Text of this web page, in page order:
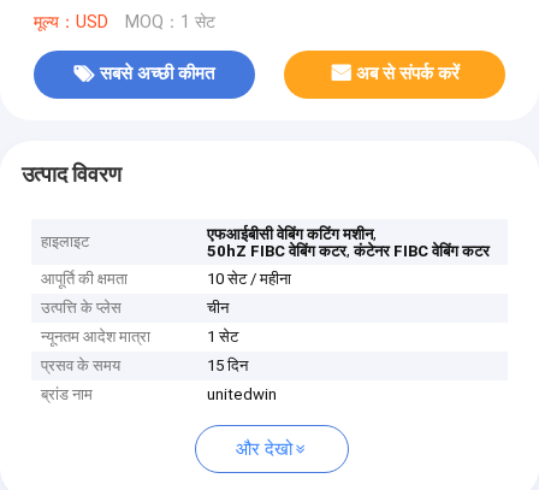
मूल्य：USD MOQ：1 सेट
सबसे अच्छी कीमत अब से संपर्क करें
उत्पाद विवरण
हाइलाइट एफआईबीसी वेबिंग कटिंग मशीन,
50hZ FIBC वेबिंग कटर,कंटेनर FIBC वेबिंग कटर
आपूर्ति की क्षमता
10 सेट / महीना
उत्पत्ति के प्लेस
चीन
न्यूनतम आदेश मात्रा
1 सेट
प्रसव के समय
15 दिन
ब्रांड नाम
unitedwin
और देखो